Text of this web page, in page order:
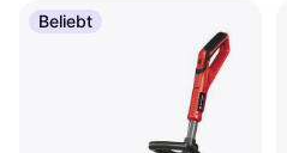
Beliebt